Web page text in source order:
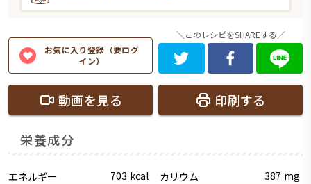
お気に入り登録（要ログ
イン）
＼このレシピをSHAREする／
動画を見る 印刷する
栄養成分
エネルギー 703 kcal カリウム 387 mg